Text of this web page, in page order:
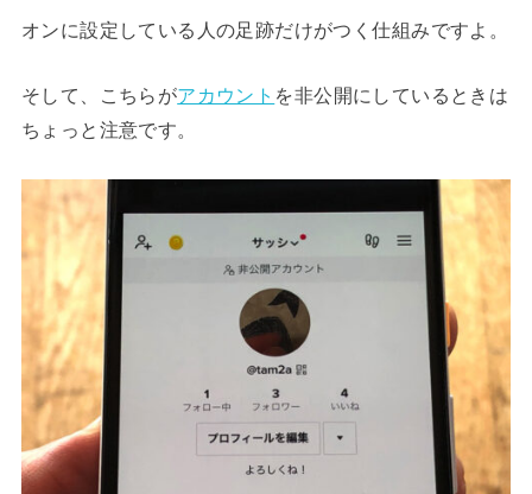
オンに設定している人の足跡だけがつく仕組みですよ。
そして、こちらがアカウント を非公開にしているときは
ちょっと注意です。